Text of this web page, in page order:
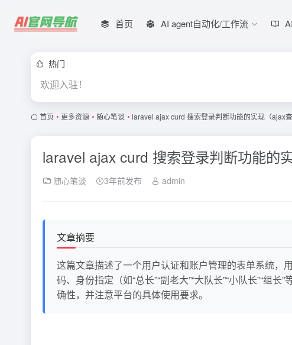
首页 AI agent自动化/工作流
热门
欢迎入驻！
首页 • 更多资源 • 随心笔谈 • laravel ajax curd 搜索登录判断功能的实现（ajax
laravel ajax curd 搜索登录判断功能的
随心笔谈 3年前发布 admin
文章摘要
这篇文章描述了一个用户认证和账户管理的表单系统，
码、身份指定（如“总长”“副老大”“大队长”“小队长”“
确性，并注意平台的具体使用要求。